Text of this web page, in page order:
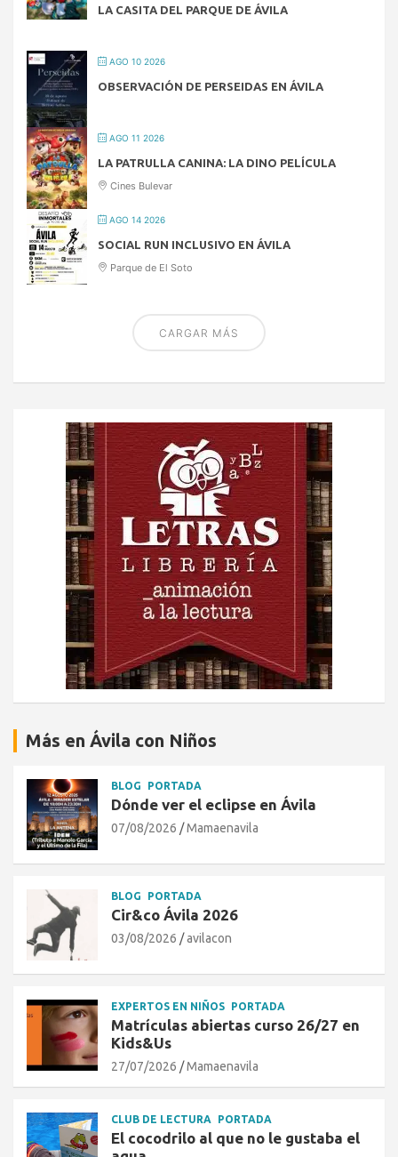
LA CASITA DEL PARQUE DE ÁVILA
AGO 10 2026
OBSERVACIÓN DE PERSEIDAS EN ÁVILA
AGO 11 2026
LA PATRULLA CANINA: LA DINO PELÍCULA
Cines Bulevar
AGO 14 2026
SOCIAL RUN INCLUSIVO EN ÁVILA
Parque de El Soto
CARGAR MÁS
Más en Ávila con Niños
BLOG PORTADA
Dónde ver el eclipse en Ávila
07/08/2026 Mamaenavila
BLOG PORTADA
Cir&co Ávila 2026
03/08/2026 avilacon
EXPERTOS EN NIÑOS PORTADA
Matrículas abiertas curso 26/27 en
Kids&Us
27/07/2026 Mamaenavila
CLUB DE LECTURA PORTADA
El cocodrilo al que no le gustaba el